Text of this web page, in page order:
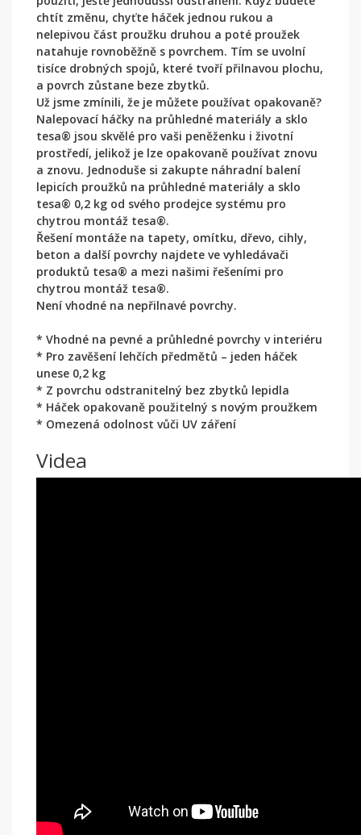
chtít změnu, chyťte háček jednou rukou a
nelepivou část proužku druhou a poté proužek
natahuje rovnoběžně s povrchem. Tím se uvolní
tisíce drobných spojů, které tvoří přilnavou plochu,
a povrch zůstane beze zbytků.
Už jsme zmínili, že je můžete používat opakovaně?
Nalepovací háčky na průhledné materiály a sklo
tesa® jsou skvělé pro vaši peněženku i životní
prostředí, jelikož je lze opakovaně používat znovu
a znovu. Jednoduše si zakupte náhradní balení
lepicích proužků na průhledné materiály a sklo
tesa® 0,2 kg od svého prodejce systému pro
chytrou montáž tesa®.
Řešení montáže na tapety, omítku, dřevo, cihly,
beton a další povrchy najdete ve vyhledávači
produktů tesa® a mezi našimi řešeními pro
chytrou montáž tesa®.
Není vhodné na nepřilnavé povrchy.
* Vhodné na pevné a průhledné povrchy v interiéru
* Pro zavěšení lehčích předmětů – jeden háček
unese 0,2 kg
* Z povrchu odstranitelný bez zbytků lepidla
* Háček opakovaně použitelný s novým proužkem
* Omezená odolnost vůči UV záření
Videa